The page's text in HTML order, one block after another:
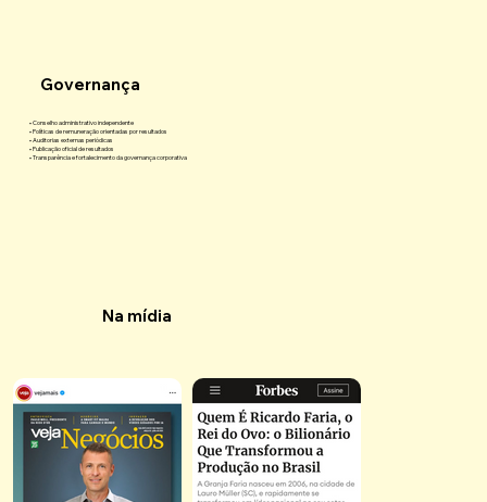
Governança
• Conselho administrativo independente
• Políticas de remuneração orientadas por resultados
• Auditorias externas periódicas
• Publicação oficial de resultados
• Transparência e fortalecimento da governança corporativa
Na mídia